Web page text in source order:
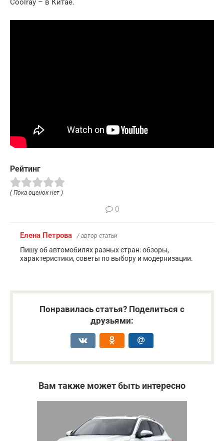
Coolray – в Китае.
Рейтинг
( Пока оценок нет )
0
Елена Петрова / автор статьи
Пишу об автомобилях разных стран: обзоры,
характеристики, советы по выбору и модернизации.
Понравилась статья? Поделиться с
друзьями:
Вам также может быть интересно